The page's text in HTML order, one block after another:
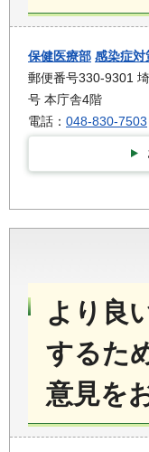
保健医療部 感染症対
郵便番号330-9301
号 本庁舎4階
電話： 048-830-7503
より良
するた
意見を